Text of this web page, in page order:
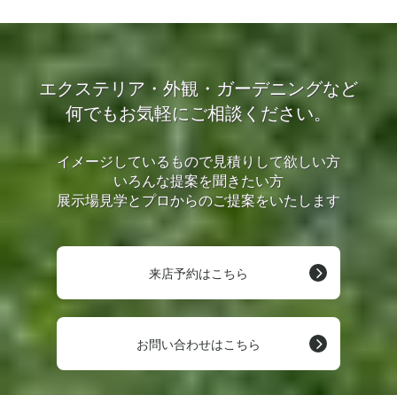
エクステリア・外観・ガーデニングなど
何でもお気軽にご相談ください。
イメージしているもので見積りして欲しい方
いろんな提案を聞きたい方
展示場見学とプロからのご提案をいたします
来店予約はこちら
お問い合わせはこちら